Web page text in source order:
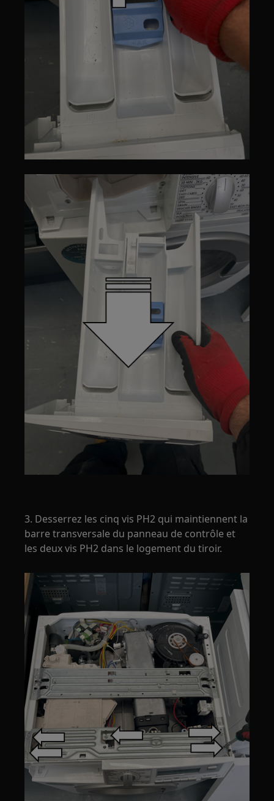
3. Desserrez les cinq vis PH2 qui maintiennent la
barre transversale du panneau de contrôle et
les deux vis PH2 dans le logement du tiroir.